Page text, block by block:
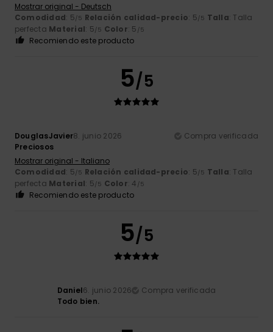
Mostrar original - Deutsch
Comodidad: 5/5 Relación calidad-precio: 5/5 Talla: Talla
perfecta Material: 5/5 Color: 5 /5
Recomiendo este producto
5/5
DouglasJavier8. junio 2026
Compra verificada
Preciosos
Mostrar original - Italiano
Comodidad: 5/5 Relación calidad-precio: 5/5 Talla: Talla
perfecta Material: 5/5 Color: 4 /5
Recomiendo este producto
5/5
Daniel6. junio 2026
Compra verificada
Todo bien.